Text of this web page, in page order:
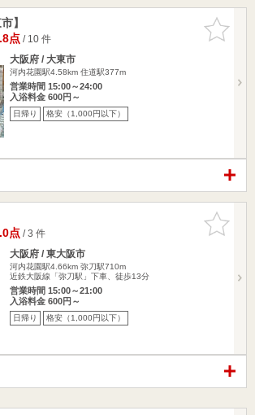
お気に入
りに追加
】
点/ 10 件
大阪府 / 大東市
河内花園駅4.58km 住道駅377m
営業時間 15:00～24:00
入浴料金 600円～
日帰り 格安（1,000円以下）
お気に入
りに追加
点/ 3 件
大阪府 / 東大阪市
河内花園駅4.66km 弥刀駅710m
近鉄大阪線「弥刀駅」下車、徒歩13分
営業時間 15:00～21:00
入浴料金 600円～
日帰り 格安（1,000円以下）